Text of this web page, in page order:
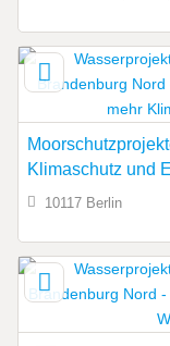
Klimaschutz und
10117 Berlin